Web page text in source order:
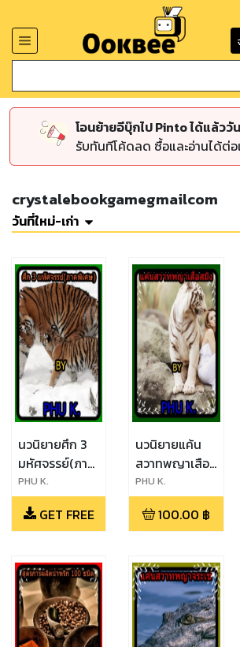
โอนย้ายอีบุ๊กไป Pinto ได้แล้ววั
รับทันทีโค้ดลด ซื้อและอ่านได้ต่
crystalebookgamegmailcom
วันที่ใหม่-เก่า
นวนิยายศึก 3
มหัศจรรย์(ภาค
พิเศษ)
PHU K.
GET FREE
นวนิยายแค้น
สวาทพญาเสือ
สมิง
PHU K.
100.00 ฿